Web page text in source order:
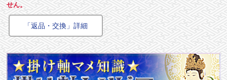
せん。
「返品・交換」詳細